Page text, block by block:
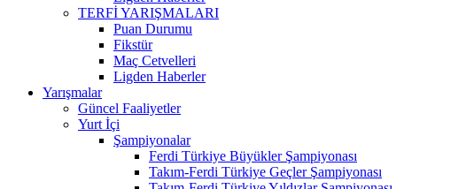
TERFİ YARIŞMALARI
Puan Durumu
Fikstür
Maç Cetvelleri
Ligden Haberler
Yarışmalar
Güncel Faaliyetler
Yurt İçi
Şampiyonalar
Ferdi Türkiye Büyükler Şampiyonası
Takım-Ferdi Türkiye Geçler Şampiyonası